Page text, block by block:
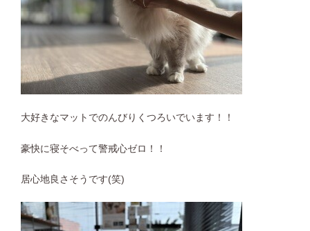
大好きなマットでのんびりくつろいでいます！！
豪快に寝そべって警戒心ゼロ！！
居心地良さそうです(笑)